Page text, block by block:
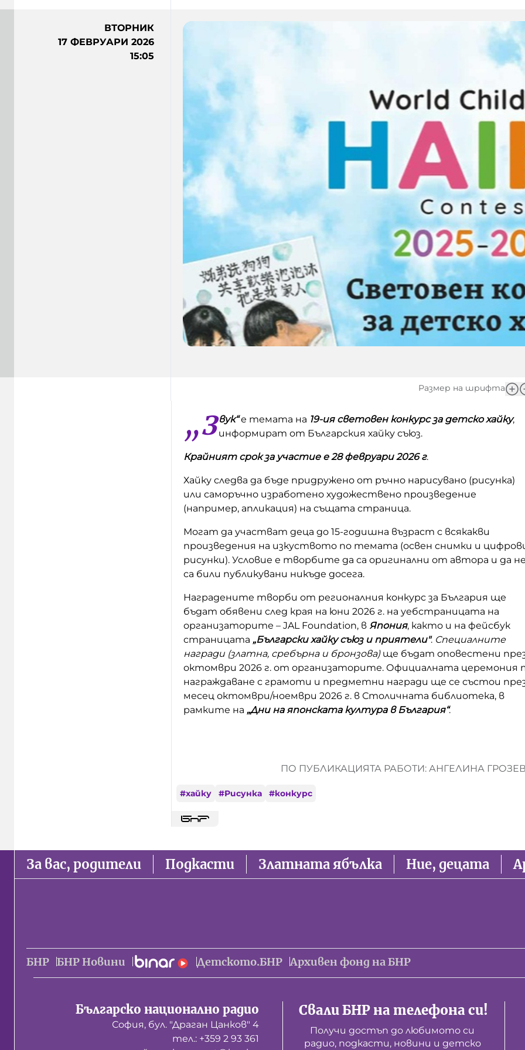
ВТОРНИК
17 ФЕВРУАРИ 2026
15:05
Размер на шрифта
„З вук“е темата на 19-ия световен конкурс за детско хайку,
информират от Българския хайку съюз.
Крайният срок за участие е 28 февруари 2026 г.
Хайку следва да бъде придружено от ръчно нарисувано (рисунка)
или саморъчно изработено художествено произведение
(например, апликация) на същата страница.
Могат да участват деца до 15-годишна възраст с всякакви
произведения на изкуството по темата (освен снимки и
рисунки). Условие е творбите да са оригинални от автора и да не
са били публикувани никъде досега.
Наградените творби от регионалния конкурс за България ще
бъдат обявени след края на юни 2026 г. на уебстраницата на
организаторите – JAL Foundation, в Япония, както и на фейсбук
страницата „Български хайку съюз и приятели". Специалните
награди (златна, сребърна и бронзова) ще бъдат оповестени
октомври 2026 г. от организаторите. Официалната церемония
награждаване с грамоти и предметни награди ще се състои
месец октомври/ноември 2026 г. в Столичната библиотека, в
рамките на „Дни на японската култура в България“.
ПО ПУБЛИКАЦИЯТА РАБОТИ: АНГЕЛИНА
#хайку #Рисунка #конкурс
За вас, родители Подкасти Златната ябълка Ние, децата
БНР БНР Новини Детското.БНР Архивен фонд на БНР
Българско национално радио
София, бул. "Драган Цанков" 4
тел.: +359 2 93 361
Свали БНР на телефона си!
Получи достъп до любимото си
радио, подкасти, новини и детско